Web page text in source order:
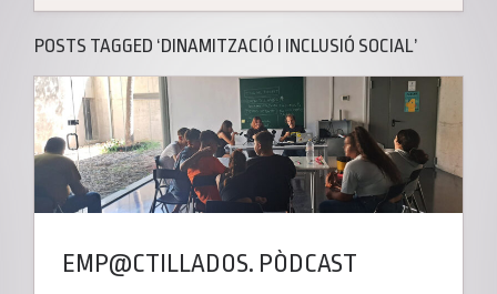
POSTS TAGGED ‘DINAMITZACIÓ I INCLUSIÓ SOCIAL’
EMP@CTILLADOS. PÒDCAST